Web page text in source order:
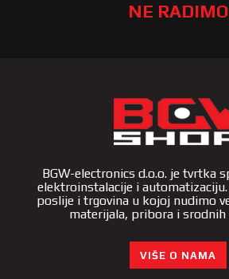
NE RADIMO
BGW-electronics d.o.o. je tvrtka
elektroinstalacije i
poslije i trgovina u kojoj nudimo
materijala, pribora i srodnih
VIŠE O NAMA